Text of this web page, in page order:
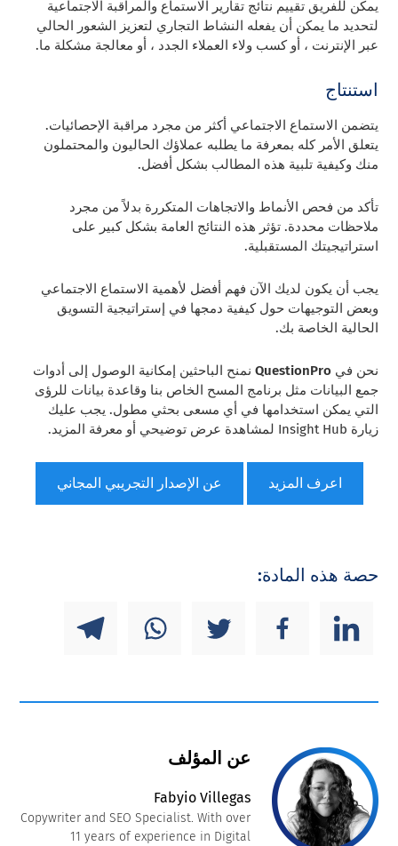
يمكن للفريق تقييم نتائج تقارير الاستماع والمراقبة الاجتماعية
لتحديد ما يمكن أن يفعله النشاط التجاري لتعزيز الشعور الحالي
عبر الإنترنت ، أو كسب ولاء العملاء الجدد ، أو معالجة مشكلة ما.
استنتاج
يتضمن الاستماع الاجتماعي أكثر من مجرد مراقبة الإحصائيات.
يتعلق الأمر كله بمعرفة ما يطلبه عملاؤك الحاليون والمحتملون
منك وكيفية تلبية هذه المطالب بشكل أفضل.
تأكد من فحص الأنماط والاتجاهات المتكررة بدلاً من مجرد
ملاحظات محددة. تؤثر هذه النتائج العامة بشكل كبير على
استراتيجيتك المستقبلية.
يجب أن يكون لديك الآن فهم أفضل لأهمية الاستماع الاجتماعي
وبعض التوجيهات حول كيفية دمجها في إستراتيجية التسويق
الحالية الخاصة بك.
نحن فيQuestionPro نمنح الباحثين إمكانية الوصول إلى أدوات
جمع البيانات مثل برنامج المسح الخاص بنا وقاعدة بيانات للرؤى
التي يمكن استخدامها في أي مسعى بحثي مطول. يجب عليك
زيارة Insight Hub لمشاهدة عرض توضيحي أو معرفة المزيد.
اعرف المزيد عن الإصدار التجريبي المجاني
حصة هذه المادة:
عن المؤلف
Fabyio Villegas
Copywriter and SEO Specialist. With over
11 years of experience in Digital